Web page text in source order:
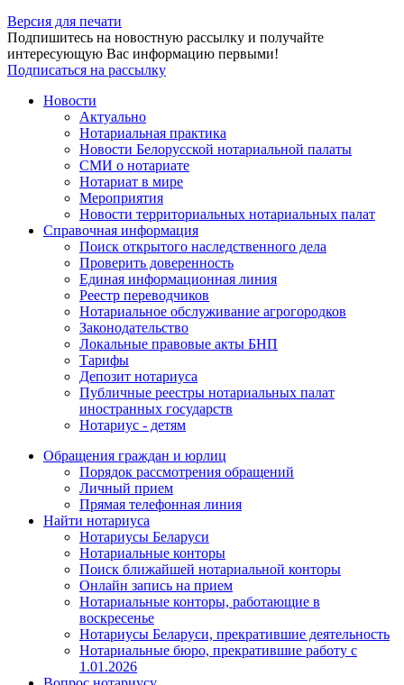
Версия для печати
Подпишитесь на новостную рассылку и получайте
интересующую Вас информацию первыми!
Подписаться на рассылку
Новости
Актуально
Нотариальная практика
Новости Белорусской нотариальной палаты
СМИ о нотариате
Нотариат в мире
Мероприятия
Новости территориальных нотариальных палат
Справочная информация
Поиск открытого наследственного дела
Проверить доверенность
Единая информационная линия
Реестр переводчиков
Нотариальное обслуживание агрогородков
Законодательство
Локальные правовые акты БНП
Тарифы
Депозит нотариуса
Публичные реестры нотариальных палат
иностранных государств
Нотариус - детям
Обращения граждан и юрлиц
Порядок рассмотрения обращений
Личный прием
Прямая телефонная линия
Найти нотариуса
Нотариусы Беларуси
Нотариальные конторы
Поиск ближайшей нотариальной конторы
Онлайн запись на прием
Нотариальные конторы, работающие в
воскресенье
Нотариусы Беларуси, прекратившие деятельность
Нотариальные бюро, прекратившие работу с
1.01.2026